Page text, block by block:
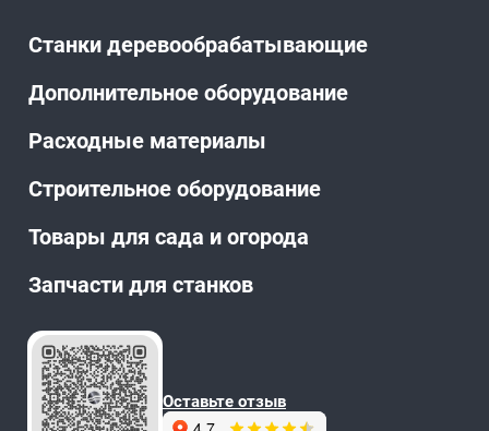
Станки деревообрабатывающие
Дополнительное оборудование
Расходные материалы
Строительное оборудование
Товары для сада и огорода
Запчасти для станков
Оставьте отзыв